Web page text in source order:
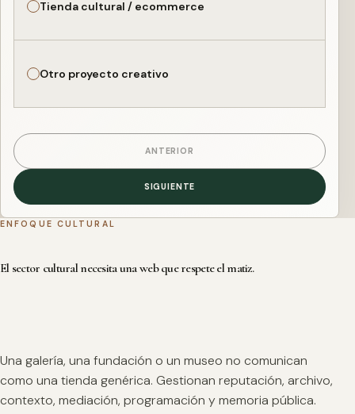
Tienda cultural / ecommerce
Otro proyecto creativo
ANTERIOR
SIGUIENTE
ENFOQUE CULTURAL
El sector cultural necesita una web que respete el matiz.
Una galería, una fundación o un museo no comunican
como una tienda genérica. Gestionan reputación, archivo,
contexto, mediación, programación y memoria pública.